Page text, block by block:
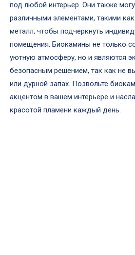
под любой интерьер. Они также
различными элементами, такими
металл, чтобы подчеркнуть
помещения. Биокамины не только
уютную атмосферу, но и являются
безопасным решением, так как не
или дурной запах. Позвольте
акцентом в вашем интерьере и
красотой пламени каждый день.